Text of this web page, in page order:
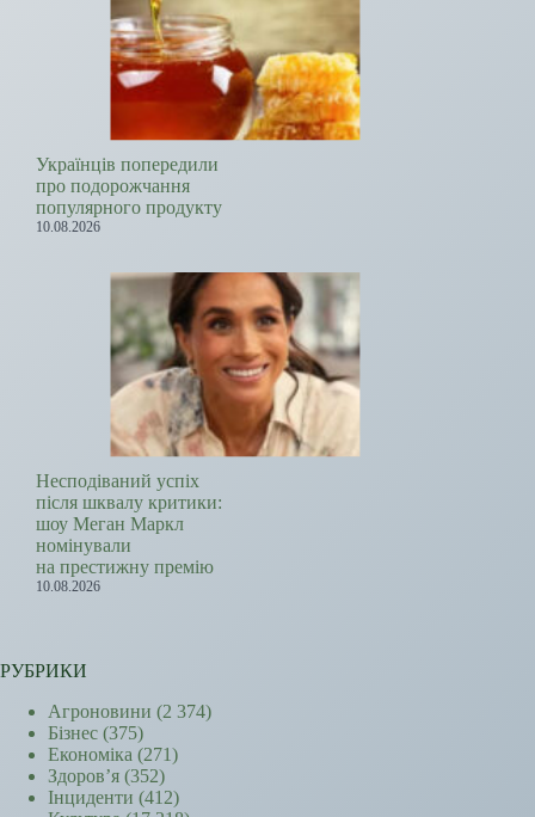
Українців попередили
про подорожчання
популярного продукту
10.08.2026
Несподіваний успіх
після шквалу критики:
шоу Меган Маркл
номінували
на престижну премію
10.08.2026
РУБРИКИ
Агроновини (2 374)
Бізнес (375)
Економіка (271)
Здоров’я (352)
Інциденти (412)